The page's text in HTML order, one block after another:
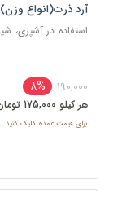
آرد ذرت(انواع وزن)
استفاده در آشپزی،
190,000
8%
هر کيلو 175,000 تومان
برای قیمت عمده کلیک کنید